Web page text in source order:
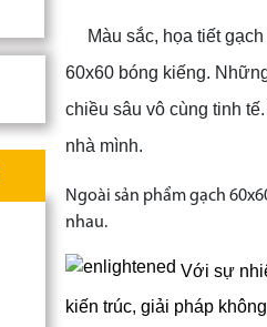
Màu sắc, họa tiết
60x60 bóng kiếng.
chiều sâu vô cùng tinh
nhà mình.
Ngoài sản phẩm gạch
nhau.
Với sự
kiến trúc, giải pháp